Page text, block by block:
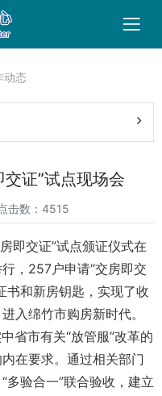
动态
证”试点现场会
击数：4515
交证”试点颁证仪式在
，257户申请“交房即交
书和新房钥匙，实现了收
入绵竹市购房新时代。
市有关“放管服”改革的
在要求。通过相关部门
多验合一”联合验收，建立